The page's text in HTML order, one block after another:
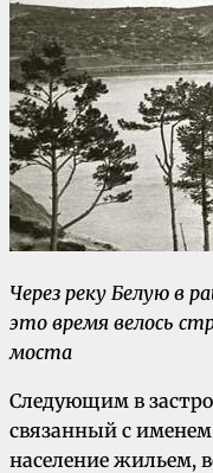
Через реку Белую в
это время велось
моста
Следующим в
связанный с
население жильем,